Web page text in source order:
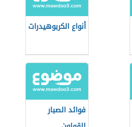
أنواع الكربوهيدرات
فوائد الصبار